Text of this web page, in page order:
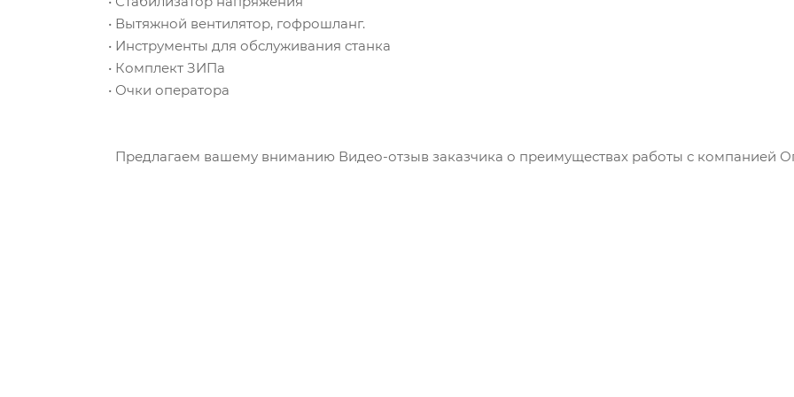
• Вытяжной вентилятор, гофрошланг.
• Инструменты для обслуживания станка
• Комплект ЗИПа
• Очки оператора
Предлагаем вашему вниманию Видео-отзыв заказчика о преимуществах работы с компанией